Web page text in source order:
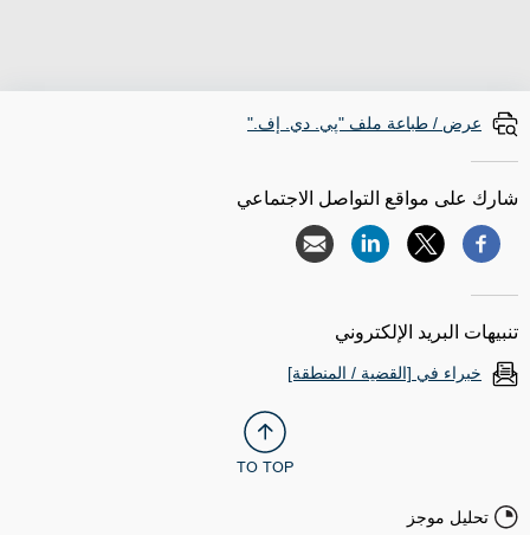
تحليل موجز
عرض / طباعة ملف "پي. دي. إف."
شارك على مواقع التواصل الاجتماعي
تنبيهات البريد الإلكتروني
خبراء في [القضية / المنطقة]
TO TOP